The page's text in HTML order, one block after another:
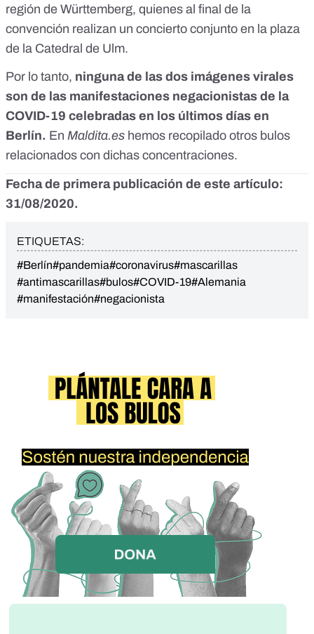
región de Württemberg, quienes al final de la
convención realizan un concierto conjunto en la plaza
de la Catedral de Ulm.
Por lo tanto, ninguna de las dos imágenes virales
son de las manifestaciones negacionistas de la
COVID-19 celebradas en los últimos días en
Berlín. En Maldita.es hemos recopilado otros bulos
relacionados con dichas concentraciones.
Fecha de primera publicación de este artículo:
31/08/2020.
ETIQUETAS:
#Berlín#pandemia#coronavirus#mascarillas
#antimascarillas#bulos#COVID-19#Alemania
#manifestación#negacionista